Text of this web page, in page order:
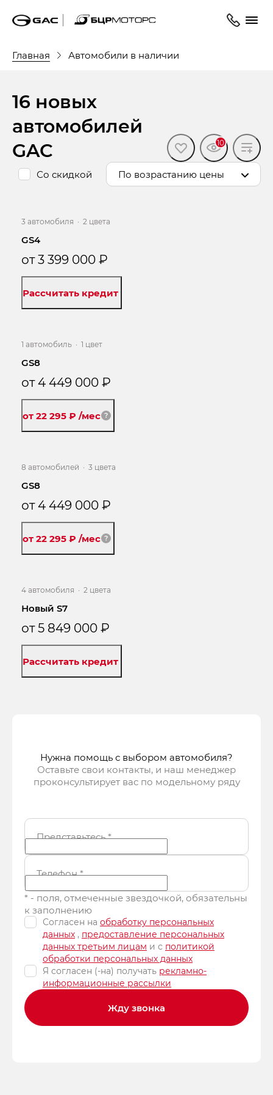
Главная Автомобили в наличии
16 новых
автомобилей
GAC
10
Со скидкой По возрастанию цены
3 автомобиля · 2 цвета
GS4
от 3 399 000 ₽
Рассчитать кредит
1 автомобиль · 1 цвет
GS8
от 4 449 000 ₽
от 22 295 ₽ /мес
8 автомобилей · 3 цвета
GS8
от 4 449 000 ₽
от 22 295 ₽ /мес
4 автомобиля · 2 цвета
Новый S7
от 5 849 000 ₽
Рассчитать кредит
Нужна помощь с выбором автомобиля?
Оставьте свои контакты, и наш менеджер
проконсультирует вас по модельному ряду
Представьтесь*
Телефон*
* - поля, отмеченные звездочкой, обязательны
к заполнению
Согласен на обработку персональных
данных , предоставление персональных
данных третьим лицам и c политикой
обработки персональных данных
Я согласен (-на) получать рекламно-
информационные рассылки
Жду звонка